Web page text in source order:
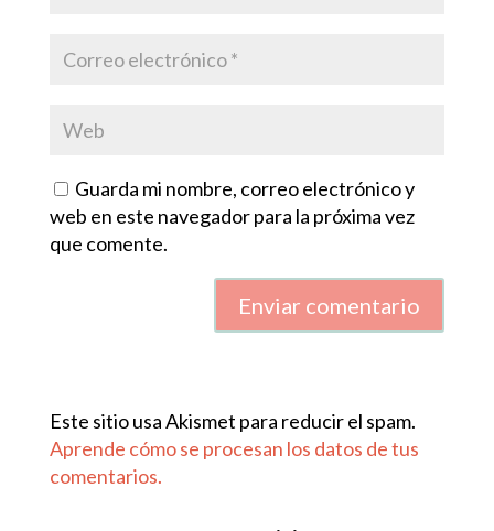
Guarda mi nombre, correo electrónico y
web en este navegador para la próxima vez
que comente.
Enviar comentario
Este sitio usa Akismet para reducir el spam.
Aprende cómo se procesan los datos de tus
comentarios.